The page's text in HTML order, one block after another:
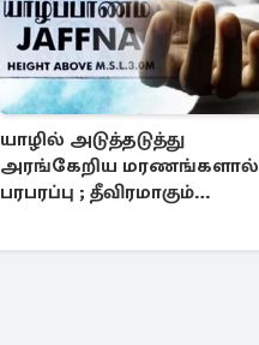
யாழில் அடுத்தடுத்து
அரங்கேறிய மரணங்களால்
பரபரப்பு ; தீவிரமாகும்